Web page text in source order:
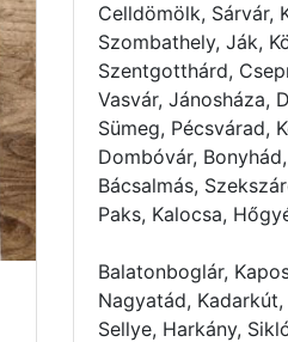
Celldömölk, Sárvár,
Szombathely, Ják,
Szentgotthárd,
Vasvár, Jánosháza,
Sümeg, Pécsvárad,
Dombóvár,
Bácsalmás,
Paks, Kalocsa,
Balatonboglár,
Nagyatád,
Sellye, Harkány,